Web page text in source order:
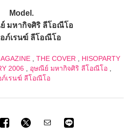
Model.
มหากิจศิริ ลีโอณีโอ
ภ์เรนฆ์ ลีโอณีโอ
THE COVER
HISOPARTY
2006
อุษณีย์ มหากิจศิริ ลีโอณีโอ,
ภ์เรนฆ์ ลีโอณีโอ